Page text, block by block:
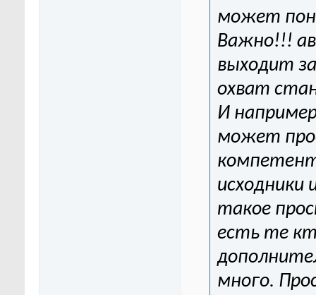
может
Важно!!!
выходит
охват
И
может
исходники
такое
есть те
много.